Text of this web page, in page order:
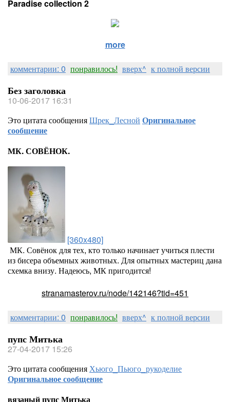
Paradise collection 2
more
комментарии: 0 понравилось! вверх^ к полной версии
Без заголовка
10-06-2017 16:31
Это цитата сообщенияШрек_Лесной Оригинальное
сообщение
МК. СОВЁНОК.
[360x480]
МК. Совёнок для тех, кто только начинает учиться плести
из бисера объемных животных. Для опытных мастериц дана
схемка внизу. Надеюсь, МК пригодится!
stranamasterov.ru/node/142146?tid=451
комментарии: 0 понравилось! вверх^ к полной версии
пупс Митька
27-04-2017 15:26
Это цитата сообщенияХьюго_Пьюго_рукоделие
Оригинальное сообщение
вязаный пупс Митька